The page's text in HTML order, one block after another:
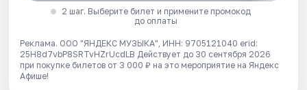
2 шаг. Выберите билет и примените промокод
до оплаты
Реклама. ООО "ЯНДЕКС МУЗЫКА", ИНН: 9705121040 erid:
25H8d7vbP8SRTvHZrUcdLB Действует до 30 сентября 2026
при покупке билетов от 3 000 ₽ на это мероприятие на Яндекс
Афише!